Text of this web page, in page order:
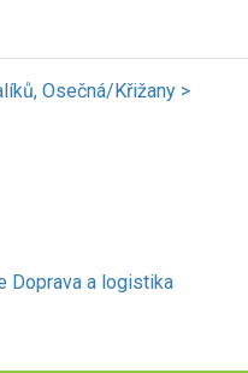
Osečná/Křižany >
Doprava a logistika